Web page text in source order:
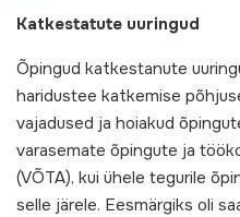
Katkestatute uuringud
Õpingud katkestanute
haridustee katkemise
vajadused ja hoiakud
varasemate õpingute ja
(VÕTA), kui ühele tegurile
selle järele. Eesmärgiks oli